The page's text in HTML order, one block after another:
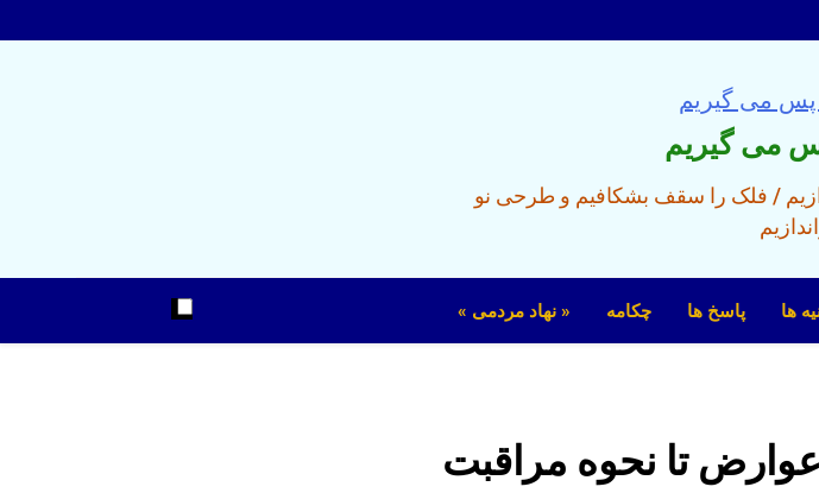
پس می گیریم
/ فلک را سقف بشکافیم و طرحی نو
ها پاسخ ها چکامه « نهاد مردمی »
عوارض تا نحوه مراقبت